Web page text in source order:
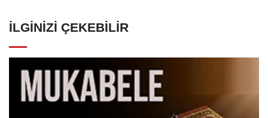
İLGINIZI ÇEKEBILIR